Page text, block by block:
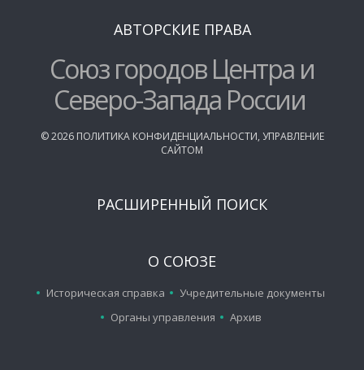
АВТОРСКИЕ ПРАВА
Союз городов Центра и
Северо-Запада России
©2026 ПОЛИТИКА КОНФИДЕНЦИАЛЬНОСТИ, УПРАВЛЕНИЕ
САЙТОМ
РАСШИРЕННЫЙ ПОИСК
О СОЮЗЕ
Историческая справка
Учредительные документы
Органы управления
Архив